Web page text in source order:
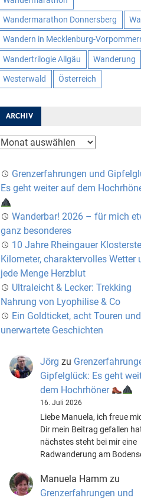
Wandermarathon Donnersberg
Wandern in Mecklenburg-
Wandertrilogie Allgäu Wanderung
Westerwald Österreich
ARCHIV
Archiv
Grenzerfahrungen und
Es geht weiter auf dem
Wanderbar! 2026 – für mich
ganz besonderes
10 Jahre Rheingauer
Kilometer, charaktervolles Wetter
jede Menge Herzblut
Ultraleicht & Lecker: Trekking
Nahrung von Lyophilise & Co
Ein Goldticket, acht Touren und
unerwartete Geschichten
Jörg zu
Gipfelglück: Es geht
dem Hochrhöner
16. Juli 2026
Liebe Manuela, ich freue
Dir mein Beitrag gefallen
nächstes steht bei mir eine
Radwanderung am
Manuela Hamm zu
Grenzerfahrungen und